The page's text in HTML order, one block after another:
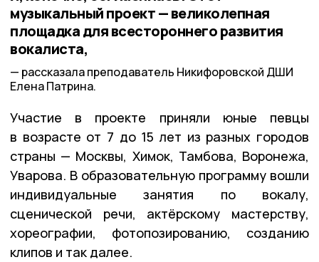
музыкальный проект — великолепная
площадка для всестороннего развития
вокалиста,
рассказала преподаватель Никифоровской ДШИ
Елена Патрина.
Участие в проекте приняли юные певцы
в возрасте от 7 до 15 лет из разных городов
страны — Москвы, Химок, Тамбова, Воронежа,
Уварова. В образовательную программу вошли
индивидуальные занятия по вокалу,
сценической речи, актёрскому мастерству,
хореографии, фотопозированию, созданию
клипов и так далее.